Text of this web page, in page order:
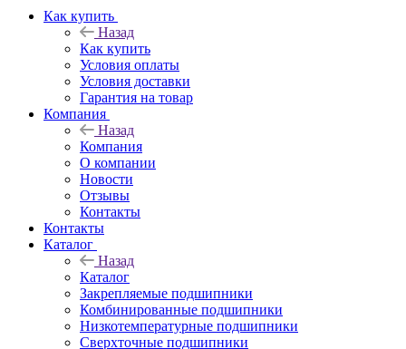
Как купить
Назад
Как купить
Условия оплаты
Условия доставки
Гарантия на товар
Компания
Назад
Компания
О компании
Новости
Отзывы
Контакты
Контакты
Каталог
Назад
Каталог
Закрепляемые подшипники
Комбинированные подшипники
Низкотемпературные подшипники
Сверхточные подшипники